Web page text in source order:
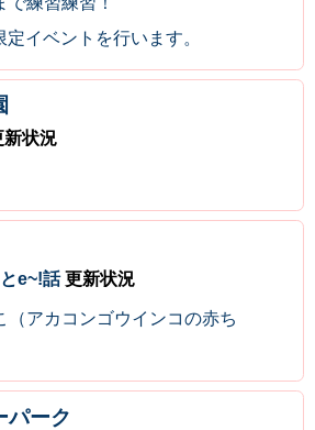
イベントを行います。
新状況
e~!話更新状況
（アカコンゴウインコの赤ち
パーク